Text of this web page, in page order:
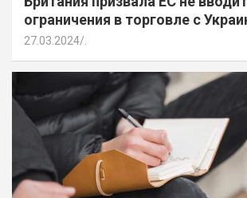
ограничения в торговле с
27.03.2024